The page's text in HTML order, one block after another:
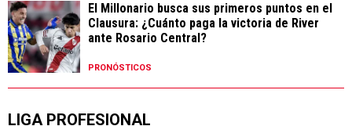
El Millonario busca sus primeros puntos en el
Clausura: ¿Cuánto paga la victoria de River
ante Rosario Central?
PRONÓSTICOS
LIGA PROFESIONAL